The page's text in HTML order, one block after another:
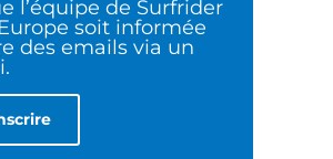
l’équipe de Surfrider
soit informée
des emails via un